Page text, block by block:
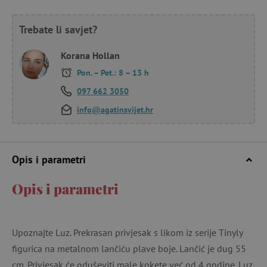
Trebate li savjet?
Korana Hollan
Pon. – Pet.: 8 – 13 h
097 662 3050
info@agatinsvijet.hr
Opis i parametri
Opis i parametri
Upoznajte Luz. Prekrasan privjesak s likom iz serije Tinyly
figurica na metalnom lančiću plave boje. Lančić je dug 55
cm. Privjesak će oduševiti male kokete već od 4 godine. Luz